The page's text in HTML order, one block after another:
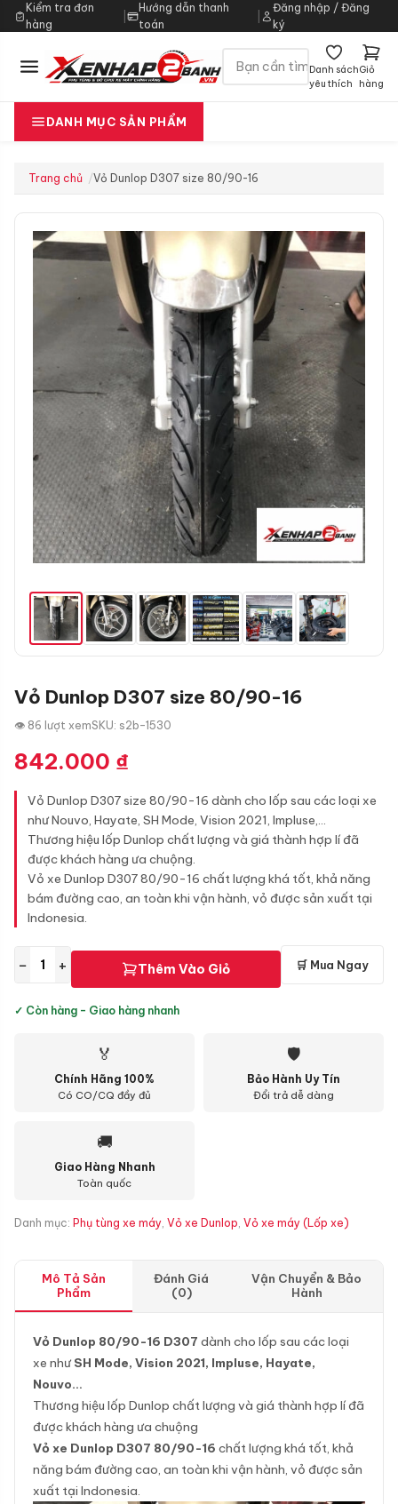
Kiểm tra đơn
hàng
|
Hướng dẫn thanh
toán
Đăng nhập / Đăng
ký
Danh sách
yêu thích
Giỏ
hàng
DANH MỤC SẢN PHẨM
Trang chủ Vỏ Dunlop D307 size 80/90-16
Vỏ Dunlop D307 size 80/90-16
👁 86 lượt xemSKU: s2b-1530
842.000 ₫
Vỏ Dunlop D307 size 80/90-16 dành cho lốp sau các loại xe
như Nouvo, Hayate, SH Mode, Vision 2021, Impluse,...
Thương hiệu lốp Dunlop chất lượng và giá thành hợp lí đã
được khách hàng ưa chuộng.
Vỏ xe Dunlop D307 80/90-16 chất lượng khá tốt, khả năng
bám đường cao, an toàn khi vận hành, vỏ được sản xuất tại
Indonesia.
− + Thêm Vào Giỏ 🛒 Mua Ngay
✓ Còn hàng - Giao hàng nhanh
🏅
Chính Hãng 100%
Có CO/CQ đầy đủ
🛡
Bảo Hành Uy Tín
Đổi trả dễ dàng
🚚
Giao Hàng Nhanh
Toàn quốc
Danh mục: Phụ tùng xe máy, Vỏ xe Dunlop, Vỏ xe máy (Lốp xe)
Mô Tả Sản
Phẩm
Đánh Giá
(0)
Vận Chuyển & Bảo
Hành
Vỏ Dunlop 80/90-16 D307 dành cho lốp sau các loại
xe như SH Mode, Vision 2021, Impluse, Hayate,
Nouvo…
Thương hiệu lốp Dunlop chất lượng và giá thành hợp lí đã
được khách hàng ưa chuộng
Vỏ xe Dunlop D307 80/90-16 chất lượng khá tốt, khả
năng bám đường cao, an toàn khi vận hành, vỏ được sản
xuất tại Indonesia.